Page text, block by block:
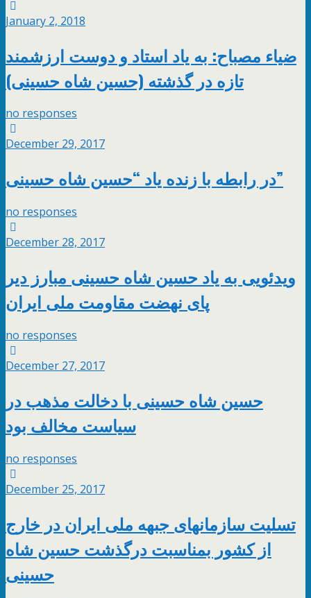
January 2, 2018
ضیاء مصباح: به یاد استاد و دوست ارزشمند
تازه در گذشته (حسین شاه حسینی)
no responses
December 29, 2017
در رابطه با زنده یاد “حسین شاه حسینی”
no responses
December 28, 2017
ویدئویی به یاد حسین شاه حسینی مبارز دیر
پای نهضت مقاومت ملی ایران
no responses
December 27, 2017
حسین شاه حسینی با دخالت مذهب در
سیاست مخالف بود
no responses
December 25, 2017
تسلیت سازمانهای جبهه ملی ایران در خارج
از کشور بمناسبت درگذشت حسین شاه
حسینی